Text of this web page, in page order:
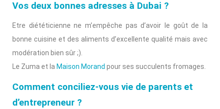
Vos deux bonnes adresses à Dubai ?
Etre diététicienne ne m’empêche pas d’avoir le goût de la
bonne cuisine et des aliments d’excellente qualité mais avec
modération bien sûr ;).
Le Zuma et la Maison Morand pour ses succulents fromages.
Comment conciliez-vous vie de parents et
d’entrepreneur ?